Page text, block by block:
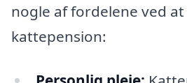
nogle af fordelene ved
kattepension: